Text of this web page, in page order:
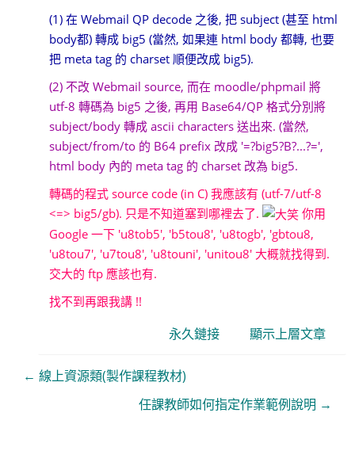
(1) 在 Webmail QP decode 之後, 把 subject (甚至 html
body都) 轉成 big5 (當然, 如果連 html body 都轉, 也要
把 meta tag 的 charset 順便改成 big5).
(2) 不改 Webmail source, 而在 moodle/phpmail 將
utf-8 轉碼為 big5 之後, 再用 Base64/QP 格式分別將
subject/body 轉成 ascii characters 送出來. (當然,
subject/from/to 的 B64 prefix 改成 '=?big5?B?...?=',
html body 內的 meta tag 的 charset 改為 big5.
轉碼的程式 source code (in C) 我應該有 (utf-7/utf-8
<=> big5/gb). 只是不知道塞到哪裡去了.
你用
Google 一下 'u8tob5', 'b5tou8', 'u8togb', 'gbtou8,
'u8tou7', 'u7tou8', 'u8touni', 'unitou8' 大概就找得到.
交大的 ftp 應該也有.
找不到再跟我講 !!
永久鏈接 顯示上層文章
← 線上資源類(製作課程教材)
任課教師如何指定作業範例說明 →